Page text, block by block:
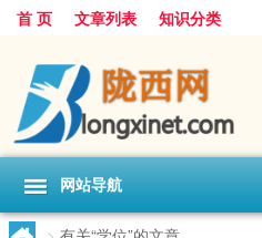
首 页 文章列表 知识分类
网站导航